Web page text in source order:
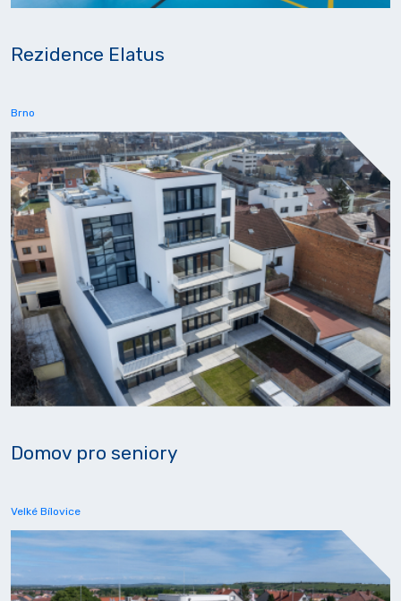
Rezidence Elatus
Brno
Domov pro seniory
Velké Bílovice